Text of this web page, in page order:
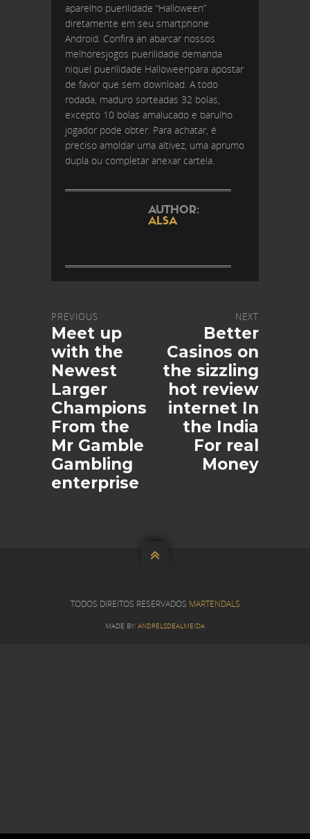
aparelho puerilidade “Halloween”
diretamente em seu smartphone
Android. Confira an abarcar nossos
melhoresjogos puerilidade demanda
niquel puerilidade Halloweenpara apostar
de favor que sem download. A todo
rodada, maduro sorteadas 32 bolas,
excepto 10 bolas amalucado e barulho
jogador pode obter. Para achatar, é
preciso amoldar uma altivez, uma aprumo
dupla ou completar anexar cartela.
AUTHOR:
ALSA
PREVIOUS
Meet up
with the
Newest
Larger
Champions
From the
Mr Gamble
Gambling
enterprise
NEXT
Better
Casinos on
the sizzling
hot review
internet In
the India
For real
Money

TODOS DIREITOS RESERVADOS MARTENDALS
MADE BY: ANDRELSDEALMEIDA